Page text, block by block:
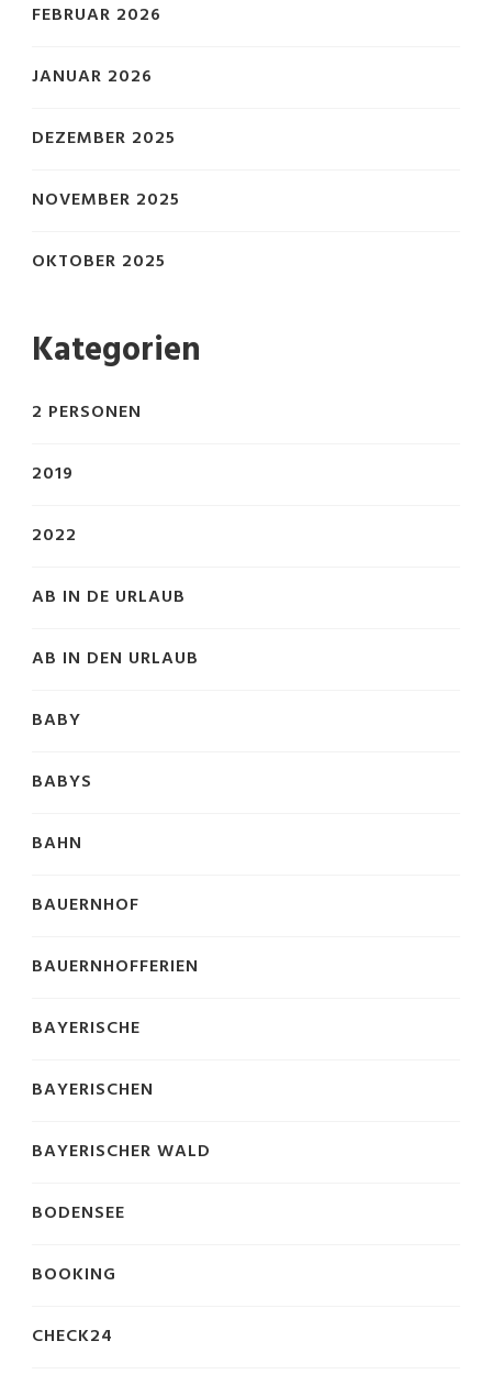
FEBRUAR 2026
JANUAR 2026
DEZEMBER 2025
NOVEMBER 2025
OKTOBER 2025
Kategorien
2 PERSONEN
2019
2022
AB IN DE URLAUB
AB IN DEN URLAUB
BABY
BABYS
BAHN
BAUERNHOF
BAUERNHOFFERIEN
BAYERISCHE
BAYERISCHEN
BAYERISCHER WALD
BODENSEE
BOOKING
CHECK24